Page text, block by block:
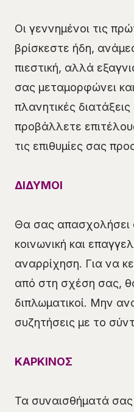
Οι γεννημένοι τις
βρίσκεστε ήδη,
πιεστική, αλλά
σας μεταμορφώνει
πλανητικές
προβάλλετε
τις επιθυμίες σας
ΔΙΔΥΜΟΙ
Θα σας απασχολήσει
κοινωνική και
αναρρίχηση. Για να
από στη σχέση σας,
διπλωματικοί. Μην
συζητήσεις με το
ΚΑΡΚΙΝΟΣ
Τα συναισθήματά σας